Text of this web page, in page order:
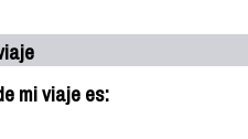
mi viaje es: